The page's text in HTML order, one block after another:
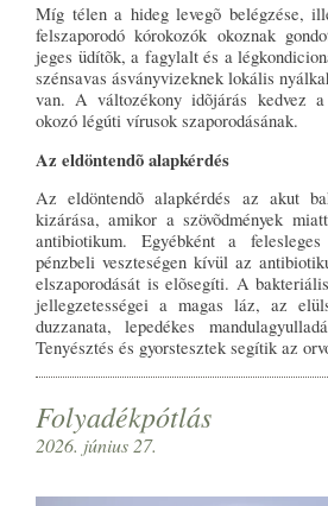
Míg télen a hideg levegõ belégzése,
felszaporodó kórokozók okoznak
jeges üdítõk, a fagylalt és a
szénsavas ásványvizeknek lokális
van. A változékony idõjárás kedvez a
okozó légúti vírusok szaporodásának.
Az eldöntendõ alapkérdés
Az eldöntendõ alapkérdés az akut
kizárása, amikor a szövõdmények
antibiotikum. Egyébként a
pénzbeli veszteségen kívül az
elszaporodását is elõsegíti. A
jellegzetességei a magas láz, az
duzzanata, lepedékes
Tenyésztés és gyorstesztek segítik az
Folyadékpótlás
2026. június 27.